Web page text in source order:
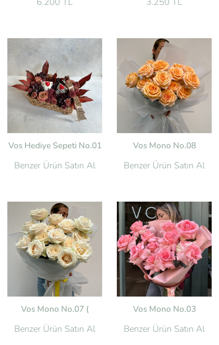
Vos Hediye Sepeti No.01
Benzer Ürün Satın Al
Vos Mono No.08
Benzer Ürün Satın Al
Vos Mono No.07 (
Benzer Ürün Satın Al
Vos Mono No.03
Benzer Ürün Satın Al